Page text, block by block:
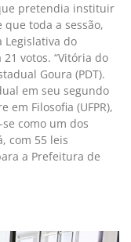
pretendia instituir
que toda a sessão,
Legislativa do
votos. “Vitória do
Goura (PDT).
em seu segundo
em Filosofia (UFPR),
como um dos
com 55 leis
a Prefeitura de